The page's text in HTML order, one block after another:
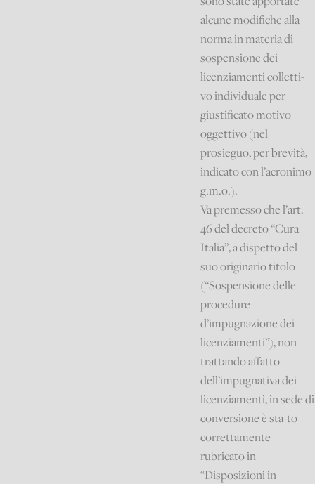
alcune modifiche alla
norma in materia di
sospensione dei
licenziamenti colletti-
vo individuale per
giustificato motivo
oggettivo (nel
prosieguo, per brevità,
indicato con l’acronimo
g.m.o.).
Va premesso che l’art.
46 del decreto “Cura
Italia”, a dispetto del
suo originario titolo
(“Sospensione delle
procedure
d’impugnazione dei
licenziamenti”), non
trattando affatto
dell’impugnativa dei
licenziamenti, in sede di
conversione è sta-to
correttamente
rubricato in
“Disposizioni in